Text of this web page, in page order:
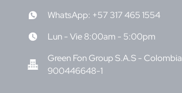
WhatsApp: +57 317 465 1554
Lun - Vie 8:00am - 5:00pm
Green Fon Group S.A.S - Colombia
900446648-1